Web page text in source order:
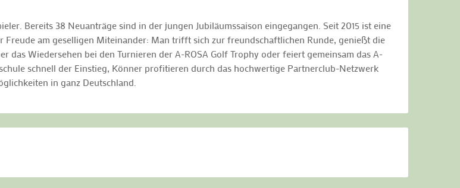
Bereits 38 Neuanträge sind in der jungen Jubiläumssaison eingegangen. Seit 2015 ist eine
Freude am geselligen Miteinander: Man trifft sich zur freundschaftlichen Runde, genießt die
Wiedersehen bei den Turnieren der A-ROSA Golf Trophy oder feiert gemeinsam das A-
schnell der Einstieg, Könner profitieren durch das hochwertige Partnerclub-Netzwerk
in ganz Deutschland.